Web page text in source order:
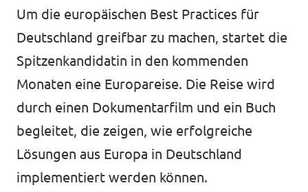
Um die europäischen Best Practices für
Deutschland greifbar zu machen, startet die
Spitzenkandidatin in den kommenden
Monaten eine Europareise. Die Reise wird
durch einen Dokumentarfilm und ein Buch
begleitet, die zeigen, wie erfolgreiche
Lösungen aus Europa in Deutschland
implementiert werden können.